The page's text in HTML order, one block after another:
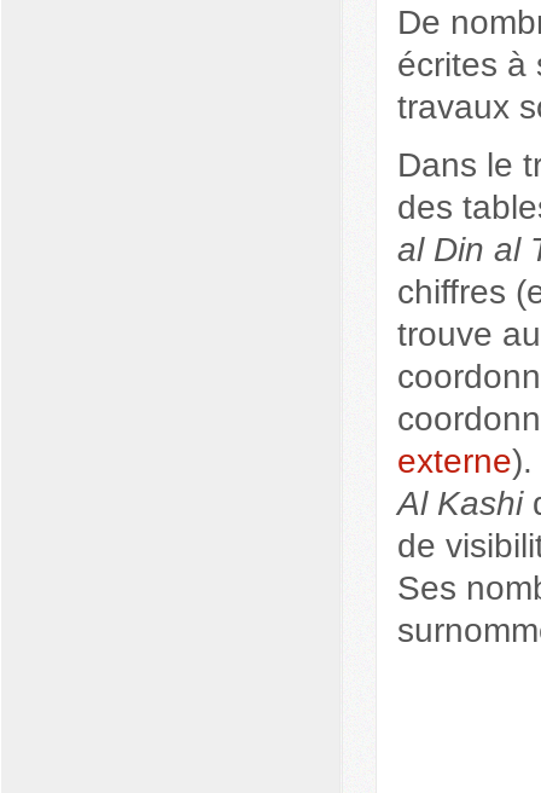
De
écrites à
travaux
Dans le
des
al Din al
chiffres
trouve
externe).
Al Kashi
de
Ses